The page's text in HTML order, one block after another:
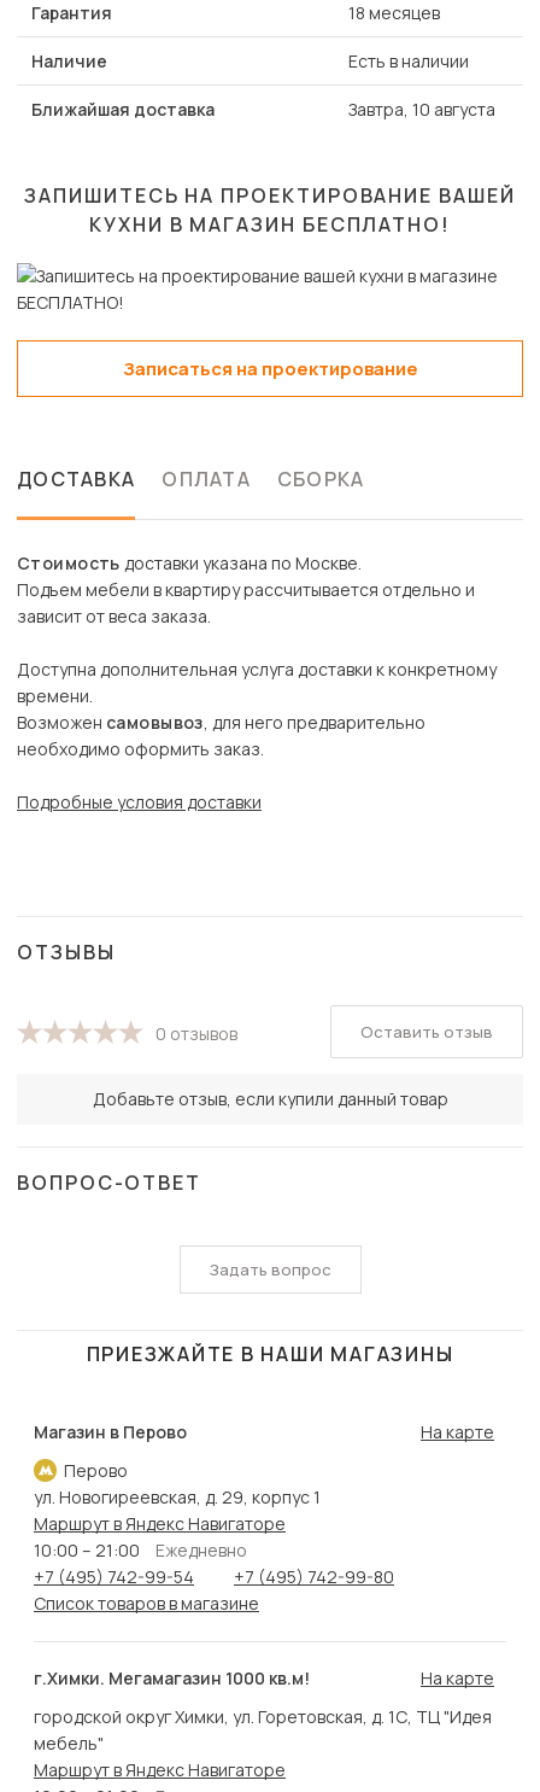
Гарантия 18 месяцев
Наличие Есть в наличии
Ближайшая доставка Завтра, 10 августа
ЗАПИШИТЕСЬ НА ПРОЕКТИРОВАНИЕ ВАШЕЙ
КУХНИ В МАГАЗИН БЕСПЛАТНО!
Записаться на проектирование
ДОСТАВКА ОПЛАТА СБОРКА
Стоимость доставки указана по Москве.
Подъем мебели в квартиру рассчитывается отдельно и
зависит от веса заказа.
Доступна дополнительная услуга доставки к конкретному
времени.
Возможен самовывоз, для него предварительно
необходимо оформить заказ.
Подробные условия доставки
ОТЗЫВЫ
0 отзывов
Добавьте отзыв, если купили данный товар
Оставить отзыв
ВОПРОС-ОТВЕТ
Задать вопрос
ПРИЕЗЖАЙТЕ В НАШИ МАГАЗИНЫ
Магазин в Перово
Перово
На карте
ул. Новогиреевская, д. 29, корпус 1
Маршрут в Яндекс Навигаторе
10:00 – 21:00
Ежедневно
+7 (495) 742-99-54
+7 (495) 742-99-80
Список товаров в магазине
г.Химки. Мегамагазин 1000 кв.м!
На карте
городской округ Химки, ул. Горетовская, д. 1С, ТЦ "Идея
мебель"
Маршрут в Яндекс Навигаторе